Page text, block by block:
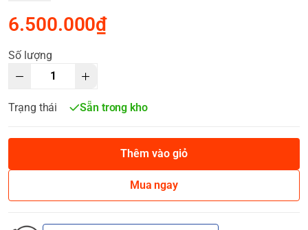
6.500.000₫
Số lượng
Trạng thái Sẵn trong kho
Thêm vào giỏ
Mua ngay